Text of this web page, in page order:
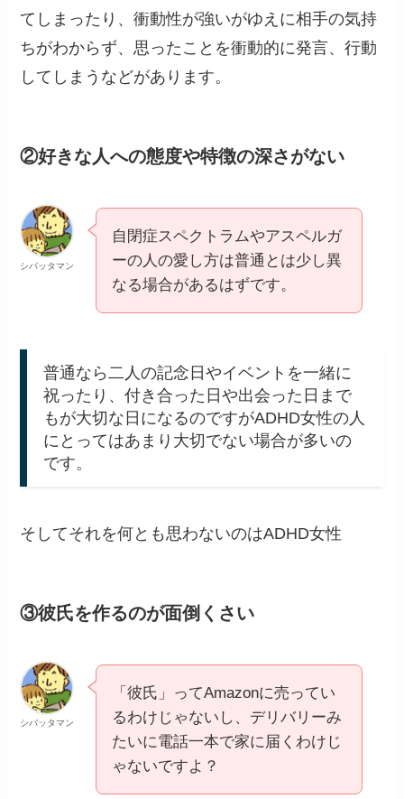
てしまったり、衝動性が強いがゆえに相手の気持
ちがわからず、思ったことを衝動的に発言、行動
してしまうなどがあります。
②好きな人への態度や特徴の深さがない
シバッタマン
自閉症スペクトラムやアスペルガ
ーの人の愛し方は普通とは少し異
なる場合があるはずです。
普通なら二人の記念日やイベントを一緒に
祝ったり、付き合った日や出会った日まで
もが大切な日になるのですがADHD女性の人
にとってはあまり大切でない場合が多いの
です。
そしてそれを何とも思わないのはADHD女性
③彼氏を作るのが面倒くさい
シバッタマン
「彼氏」ってAmazonに売ってい
るわけじゃないし、デリバリーみ
たいに電話一本で家に届くわけじ
ゃないですよ？